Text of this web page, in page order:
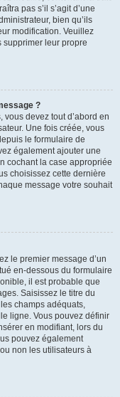
pas s’il s’agit d’une
bien qu’ils
modification. Veuillez
supprimer leur propre
?
devez tout d’abord en
Une fois créée, vous
le formulaire de
également ajouter une
cochant la case appropriée
choisissez cette dernière
message votre souhait
le premier message d’un
en-dessous du formulaire
il est probable que
Saisissez le titre du
champs adéquats,
ligne. Vous pouvez définir
en modifiant, lors du
pouvez également
non les utilisateurs à